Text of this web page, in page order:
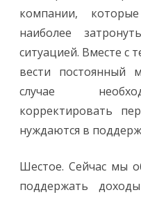
компании,
наиболее
ситуацией. Вместе с
вести постоянный
случае
корректировать
нуждаются в
Шестое. Сейчас мы
поддержать